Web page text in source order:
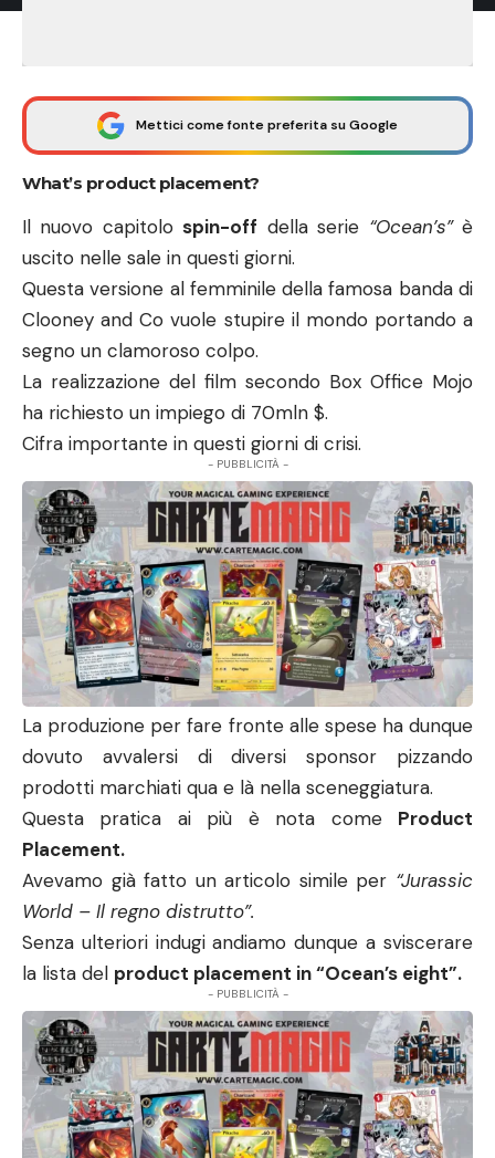
è
Clooney and Co vuole stupire il mondo portando a
segno un clamoroso colpo.
ha richiesto un impiego di 70mln $.
Cifra importante in questi giorni di crisi.
- PUBBLICITÀ -
La produzione per fare fronte alle spese ha dunque
dovuto avvalersi di diversi sponsor pizzando
prodotti marchiati qua e là nella sceneggiatura.
Questa pratica ai più è nota comeProduct
Placement.
Avevamo già fatto un articolo simile per“Jurassic
World – Il regno distrutto”.
Senza ulteriori indugi andiamo dunque a sviscerare
la lista delproduct placement in “Ocean’s eight”.
- PUBBLICITÀ -
Burberry
Il famoso marchio di abbigliamento britannico si è
ritagliato la sua sporca parte all’interno del film.
Debbie Ocean (Sandra Bullock), sorella di Danny, fa